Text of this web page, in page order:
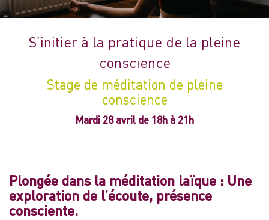
S’initier à la pratique de la pleine
conscience
Stage de méditation de pleine
conscience
Mardi 28 avril de 18h à 21h
Plongée dans la méditation laïque : Une
exploration de l’écoute, présence
consciente.